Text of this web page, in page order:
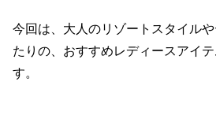
今回は、大人のリゾートスタイル
たりの、おすすめレディースアイ
す。